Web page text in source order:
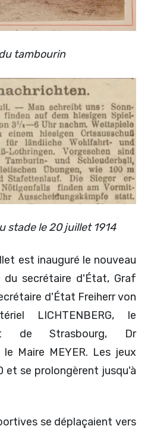
tambourin
stade le 20 juillet 1914
est inauguré le nouveau
du secrétaire d'État, Graf
d'État Freiherr von
LICHTENBERG, le
de Strasbourg, Dr
le Maire MEYER. Les jeux
et se prolongèrent jusqu'à
se déplaçaient vers